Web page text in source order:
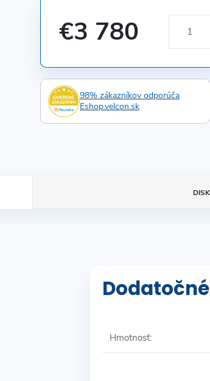
€3 780
98% zákazníkov odporúča
Eshop.velcon.sk
Hmotnosť: